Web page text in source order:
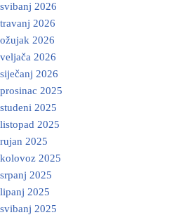
svibanj 2026
travanj 2026
ožujak 2026
veljača 2026
siječanj 2026
prosinac 2025
studeni 2025
listopad 2025
rujan 2025
kolovoz 2025
srpanj 2025
lipanj 2025
svibanj 2025